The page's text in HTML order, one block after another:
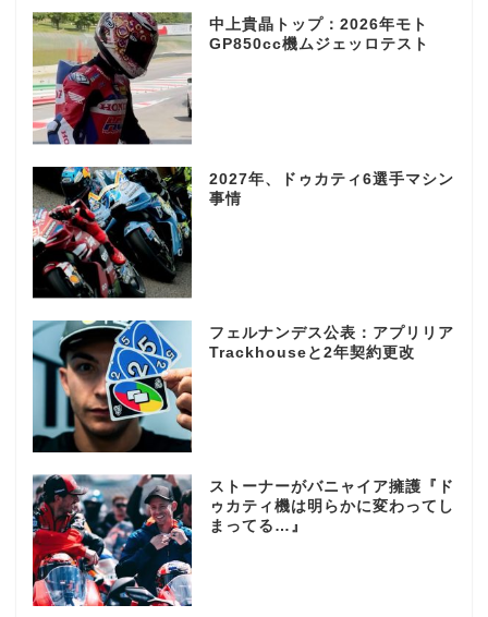
中上貴晶トップ：2026年モト
GP850cc機ムジェッロテスト
2027年、ドゥカティ6選手マシン
事情
フェルナンデス公表：アプリリア
Trackhouseと2年契約更改
ストーナーがバニャイア擁護『ド
ゥカティ機は明らかに変わってし
まってる…』